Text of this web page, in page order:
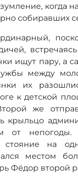
когда
собиравших
ищут пару, а
между
их
к детской
же
крыльцо
от непогоды.
стояние на
местом
Фёдор второй